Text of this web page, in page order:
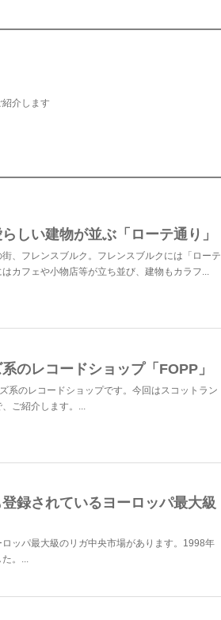
介します
しい建物が並ぶ「ローテ通り」
、フレンスブルク。フレンスブルクには「ローテ
カフェや小物店等が立ち並び、建物もカラフ...
のレコードショップ「FOPP」
系のレコードショップです。今回はスコットラン
ご紹介します。...
録されているヨーロッパ最大級
ッパ最大級のリガ中央市場があります。1998年
。...